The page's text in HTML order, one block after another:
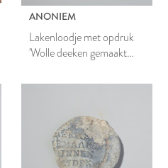
ANONIEM
Lakenloodje met opdruk
'Wolle deeken gemaakt